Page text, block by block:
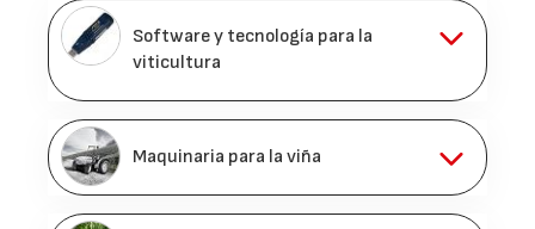
Software y tecnología para la
viticultura
Maquinaria para la viña